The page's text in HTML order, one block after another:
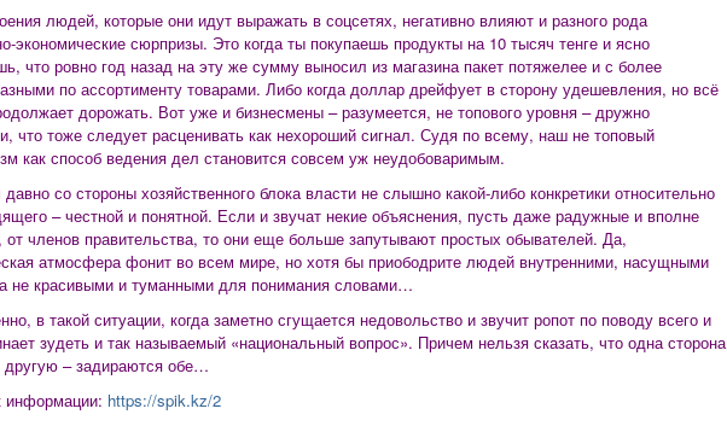
людей, которые они идут выражать в соцсетях, негативно влияют и разного рода
экономические сюрпризы. Это когда ты покупаешь продукты на 10 тысяч тенге и ясно
что ровно год назад на эту же сумму выносил из магазина пакет потяжелее и с более
по ассортименту товарами. Либо когда доллар дрейфует в сторону удешевления, но всё
дорожать. Вот уже и бизнесмены – разумеется, не топового уровня – дружно
что тоже следует расценивать как нехороший сигнал. Судя по всему, наш не топовый
как способ ведения дел становится совсем уж неудобоваримым.
со стороны хозяйственного блока власти не слышно какой-либо конкретики относительно
– честной и понятной. Если и звучат некие объяснения, пусть даже радужные и вполне
членов правительства, то они еще больше запутывают простых обывателей. Да,
атмосфера фонит во всем мире, но хотя бы приободрите людей внутренними, насущными
не красивыми и туманными для понимания словами…
в такой ситуации, когда заметно сгущается недовольство и звучит ропот по поводу всего и
зудеть и так называемый «национальный вопрос». Причем нельзя сказать, что одна сторона
другую – задираются обе…
информации: https://spik.kz/2